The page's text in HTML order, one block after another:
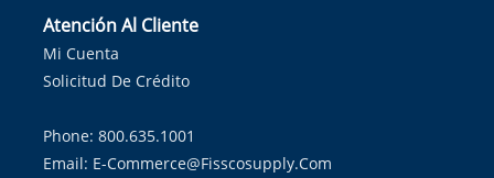
Atención Al Cliente
Mi Cuenta
Solicitud De Crédito
Phone: 800.635.1001
Email: E-Commerce@fisscosupply.com